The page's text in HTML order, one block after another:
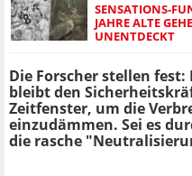
SENSATIONS-
JAHRE ALTE
UNENTDECKT
Die Forscher stellen
bleibt den
Zeitfenster, um die
einzudämmen. Sei es
die rasche